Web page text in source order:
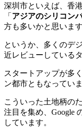
深圳市といえば、香
「 アジアのシリコン
方も多いかと思います
というか、多くのデ
近レビューしている
スタートアップが多
ン都市ともなっていま
こういった土地柄の
注目を集め、Google
しています。